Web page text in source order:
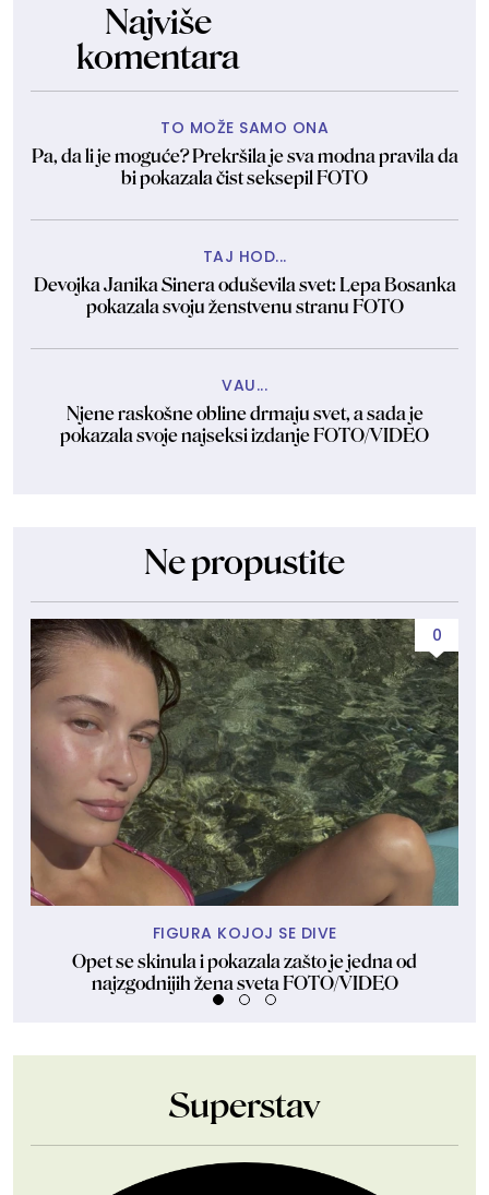
Najviše
komentara
TO MOŽE SAMO ONA
Pa, da li je moguće? Prekršila je sva modna pravila da
bi pokazala čist seksepil FOTO
TAJ HOD...
Devojka Janika Sinera oduševila svet: Lepa Bosanka
pokazala svoju ženstvenu stranu FOTO
VAU...
Njene raskošne obline drmaju svet, a sada je
pokazala svoje najseksi izdanje FOTO/VIDEO
Ne propustite
0
FIGURA KOJOJ SE DIVE
Opet se skinula i pokazala zašto je jedna od
najzgodnijih žena sveta FOTO/VIDEO
Superstav